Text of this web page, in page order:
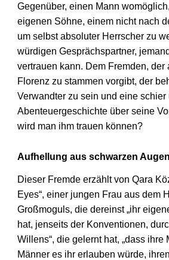
Gegenüber, einen Mann
eigenen Söhne, einem nicht nach
um selbst absoluter Herrscher zu
würdigen Gesprächspartner,
vertrauen kann. Dem Fremden, der
Florenz zu stammen vorgibt, der
Verwandter zu sein und eine
Abenteuergeschichte über seine
wird man ihm trauen können?
Aufhellung aus schwarzen Augen
Dieser Fremde erzählt von Qara
Eyes“, einer jungen Frau aus dem
Großmoguls, die dereinst „ihr
hat, jenseits der Konventionen,
Willens“, die gelernt hat, „dass ihre
Männer es ihr erlauben würde,